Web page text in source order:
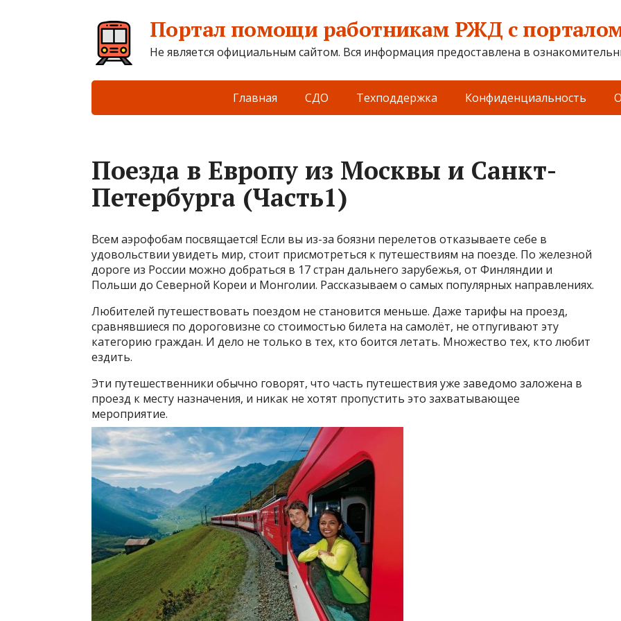
Портал помощи работникам РЖД с
Не является официальным сайтом. Вся информация предоставлена в
Главная СДО Техподдержка Конфиденциальность
Поезда в Европу из Москвы и Санкт-
Петербурга (Часть1)
Всем аэрофобам посвящается! Если вы из-за боязни перелетов отказываете себе в
удовольствии увидеть мир, стоит присмотреться к путешествиям на поезде. По железной
дороге из России можно добраться в 17 стран дальнего зарубежья, от Финляндии и
Польши до Северной Кореи и Монголии. Рассказываем о самых популярных направлениях.
Любителей путешествовать поездом не становится меньше. Даже тарифы на проезд,
сравнявшиеся по дороговизне со стоимостью билета на самолёт, не отпугивают эту
категорию граждан. И дело не только в тех, кто боится летать. Множество тех, кто любит
ездить.
Эти путешественники обычно говорят, что часть путешествия уже заведомо заложена в
проезд к месту назначения, и никак не хотят пропустить это захватывающее
мероприятие.